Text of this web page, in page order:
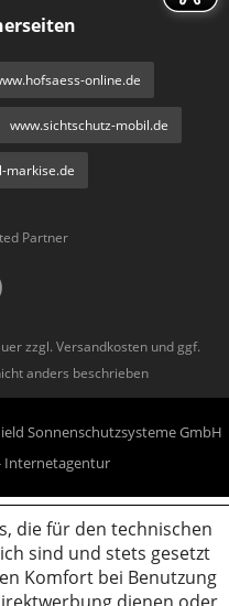
online.de
www.sichtschutz-mobil.de
markise.de
zzgl. Versandkosten und ggf.
anders beschrieben
Sonnenschutzsysteme GmbH
Internetagentur
die für den technischen
sind und stets gesetzt
Komfort bei Benutzung